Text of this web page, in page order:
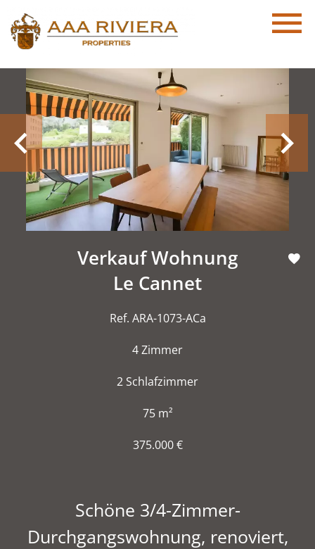
Verkauf Wohnung
Le Cannet
Ref. ARA-1073-ACa
4 Zimmer
2 Schlafzimmer
75 m²
375.000 €
Schöne 3/4-Zimmer-
Durchgangswohnung, renoviert,